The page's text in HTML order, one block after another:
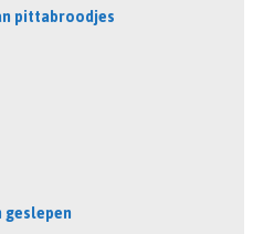
pittabroodjes